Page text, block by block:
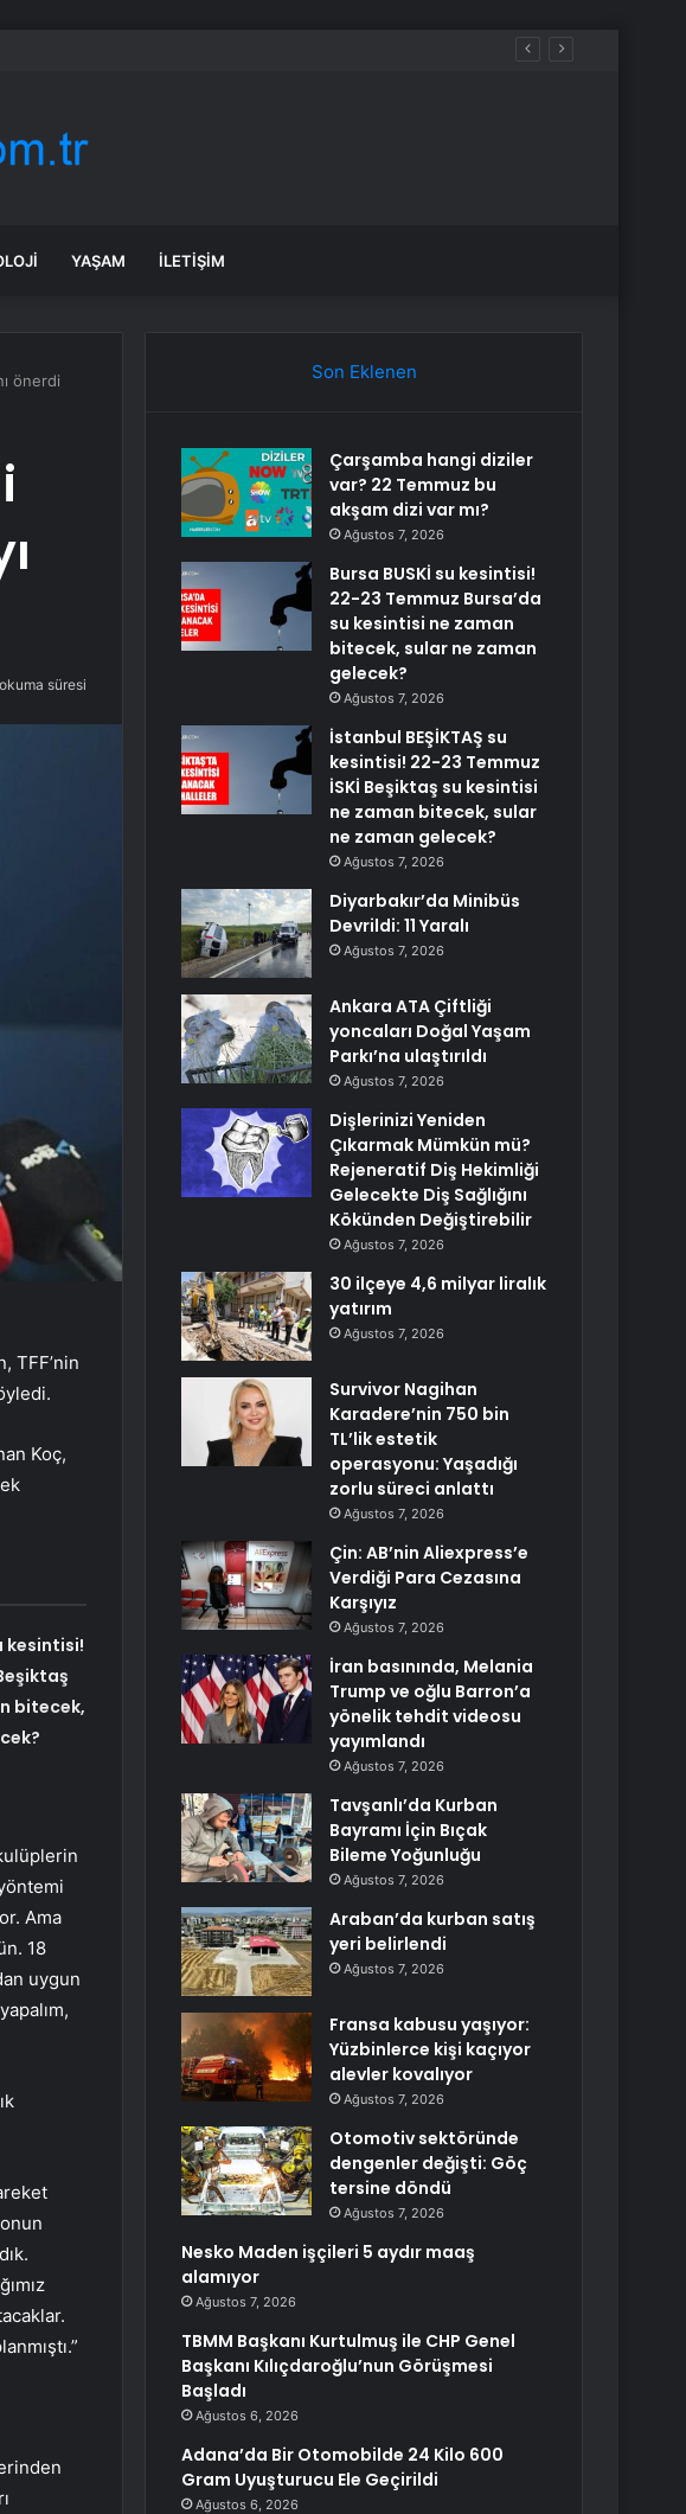
ne zaman bitecek, sular ne zaman gelecek?
YAŞAM İLETIŞIM
önerdi
süresi
TFF’nin
Koç,
kesintisi!
bitecek,
Ama
18
uygun
Son Eklenen
Çarşamba hangi diziler
var? 22 Temmuz bu
akşam dizi var mı?
Ağustos 7, 2026
Bursa BUSKİ su kesintisi!
22-23 Temmuz Bursa’da
su kesintisi ne zaman
bitecek, sular ne zaman
gelecek?
Ağustos 7, 2026
İstanbul BEŞİKTAŞ su
kesintisi! 22-23 Temmuz
İSKİ Beşiktaş su kesintisi
ne zaman bitecek, sular
ne zaman gelecek?
Ağustos 7, 2026
Diyarbakır’da Minibüs
Devrildi: 11 Yaralı
Ağustos 7, 2026
Ankara ATA Çiftliği
yoncaları Doğal Yaşam
Parkı’na ulaştırıldı
Ağustos 7, 2026
Dişlerinizi Yeniden
Çıkarmak Mümkün mü?
Rejeneratif Diş Hekimliği
Gelecekte Diş Sağlığını
Kökünden Değiştirebilir
Ağustos 7, 2026
30 ilçeye 4,6 milyar liralık
yatırım
Ağustos 7, 2026
Survivor Nagihan
Karadere’nin 750 bin
TL’lik estetik
operasyonu: Yaşadığı
zorlu süreci anlattı
Ağustos 7, 2026
Çin: AB’nin Aliexpress’e
Verdiği Para Cezasına
Karşıyız
Ağustos 7, 2026
İran basınında, Melania
Trump ve oğlu Barron’a
yönelik tehdit videosu
yayımlandı
Ağustos 7, 2026
Tavşanlı’da Kurban
Bayramı İçin Bıçak
Bileme Yoğunluğu
Ağustos 7, 2026
Araban’da kurban satış
yeri belirlendi
Ağustos 7, 2026
Fransa kabusu yaşıyor:
Yüzbinlerce kişi kaçıyor
alevler kovalıyor
Ağustos 7, 2026
Otomotiv sektöründe
dengenler değişti: Göç
tersine döndü
Ağustos 7, 2026
Nesko Maden işçileri 5 aydır maaş
alamıyor
Ağustos 7, 2026
TBMM Başkanı Kurtulmuş ile CHP Genel
Başkanı Kılıçdaroğlu’nun Görüşmesi
Başladı
Ağustos 6, 2026
Adana’da Bir Otomobilde 24 Kilo 600
Gram Uyuşturucu Ele Geçirildi
Ağustos 6, 2026